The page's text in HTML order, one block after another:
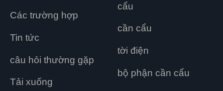
Các trường hợp
Tin tức
câu hỏi thường gặp
Tải xuống
cẩu
cần cẩu
tời điện
bộ phận cần cẩu